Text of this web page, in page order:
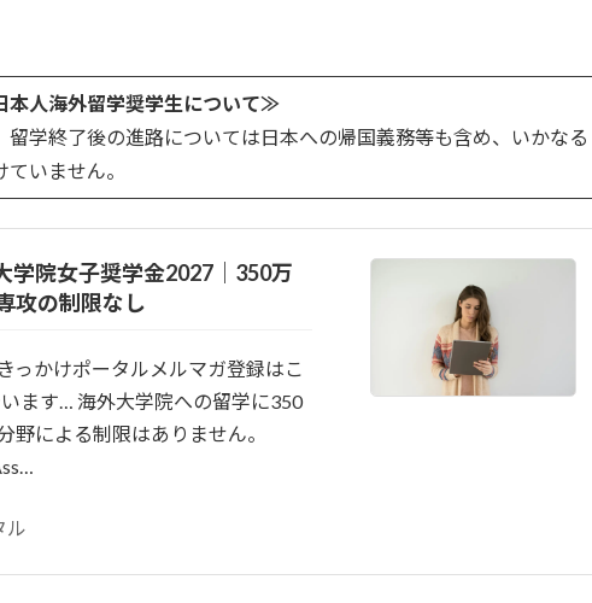
人海外留学奨学生について≫
後の進路については日本への帰国義務等も含め、いかなる
ていません。
学院女子奨学金2027｜350万
攻の制限なし
っかけポータルメルマガ登録はこ
ます… 海外大学院への留学に350
野による制限はありません。
ル